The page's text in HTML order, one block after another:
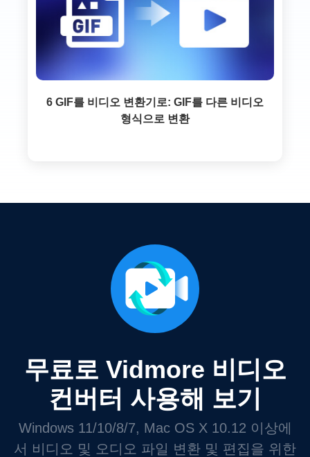
6 GIF를 비디오 변환기로: GIF를 다른 비디오
형식으로 변환
무료로 Vidmore 비디오
컨버터 사용해 보기
Windows 11/10/8/7, Mac OS X 10.12 이상에
서 비디오 및 오디오 파일 변환 및 편집을 위한